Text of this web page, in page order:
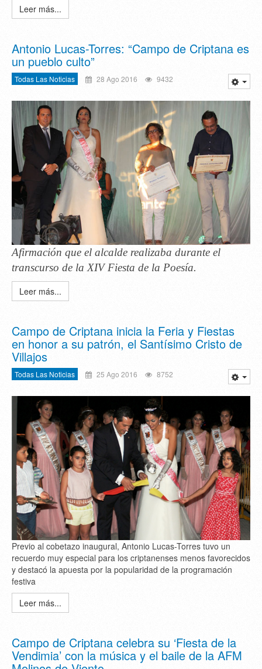
Leer más...
Antonio Lucas-Torres: “Campo de Criptana es
un pueblo culto”
Todas Las Noticias 28 Ago 2016 9432
Afirmación que el alcalde realizaba durante el
transcurso de la XIV Fiesta de la Poesía.
Leer más...
Campo de Criptana inicia la Feria y Fiestas
en honor a su patrón, el Santísimo Cristo de
Villajos
Todas Las Noticias 25 Ago 2016 8752
Previo al cobetazo inaugural, Antonio Lucas-Torres tuvo un
recuerdo muy especial para los criptanenses menos favorecidos
y destacó la apuesta por la popularidad de la programación
festiva
Leer más...
Campo de Criptana celebra su ‘Fiesta de la
Vendimia’ con la música y el baile de la AFM